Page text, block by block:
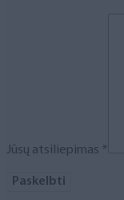
Jūsų atsiliepimas *